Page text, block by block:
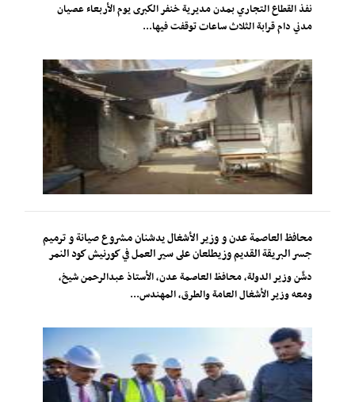
نفذ القطاع التجاري بمدن مديرية خنفر الكبرى يوم الأربعاء عصيان
مدني دام قرابة الثلاث ساعات توقفت فيها...
محافظ العاصمة عدن و وزير الأشغال يدشنان مشروع صيانة و ترميم
جسر البريقة القديم وزيطلعان على سير العمل في كورنيش كود النمر
دشّن وزير الدولة، محافظ العاصمة عدن، الأستاذ عبدالرحمن شيخ،
ومعه وزير الأشغال العامة والطرق، المهندس...